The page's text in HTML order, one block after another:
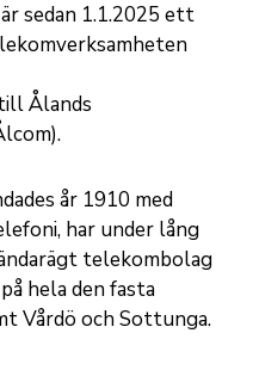
sedan 1.1.2025 ett
Ålands
år 1910 med
har under lång
telekombolag
hela den fasta
Vårdö och Sottunga.